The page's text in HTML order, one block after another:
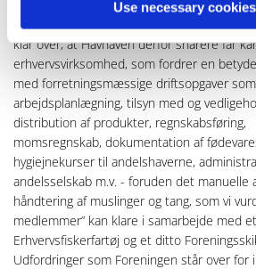
Use necessary
forretningsmæssige risici. I
hobbyvirksomhed, men med
klar over, at Havhaven derfor snarere får
erhvervsvirksomhed, som fordrer en
med forretningsmæssige driftsopgaver
arbejdsplanlægning, tilsyn med og
distribution af produkter, regnskabsføring,
momsregnskab, dokumentation af
hygiejnekurser til andelshaverne,
andelsselskab m.v. - foruden det manuelle
håndtering af muslinger og tang, som vi
medlemmer” kan klare i samarbejde med
Erhvervsfiskerfartøj og et ditto
Udfordringer som Foreningen står over for